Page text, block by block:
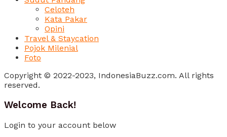
Celoteh
Kata Pakar
Opini
Travel & Staycation
Pojok Milenial
Foto
Copyright © 2022-2023, IndonesiaBuzz.com. All rights
reserved.
Welcome Back!
Login to your account below